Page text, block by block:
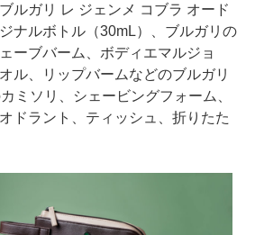
ルガリ レ ジェンメ コブラ オード
ナルボトル（30mL）、ブルガリの
ーブバーム、ボディエマルジョ
ル、リップバームなどのブルガリ
ミソリ、シェービングフォーム、
ドラント、ティッシュ、折りたた